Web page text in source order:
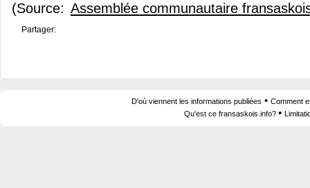
(Source: Assemblée communautaire
Partager:
D'où viennent les informations publiées • Comment
Qu'est ce fransaskois.info? •